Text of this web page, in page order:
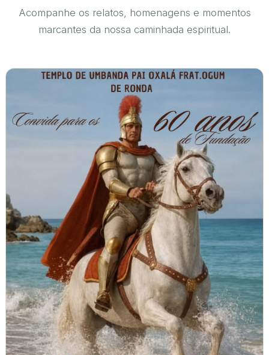
Acompanhe os relatos, homenagens e momentos
marcantes da nossa caminhada espiritual.